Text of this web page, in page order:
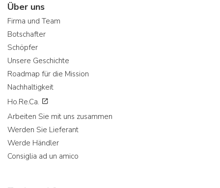
Über uns
Firma und Team
Botschafter
Schöpfer
Unsere Geschichte
Roadmap für die Mission
Nachhaltigkeit
Ho.Re.Ca.
Arbeiten Sie mit uns zusammen
Werden Sie Lieferant
Werde Händler
Consiglia ad un amico